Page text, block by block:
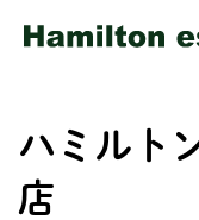
ハミルト
店